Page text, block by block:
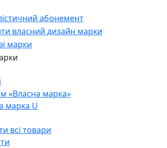
абонемент
власний дизайн марки
марки
«Власна марка»
марка U
всі товари